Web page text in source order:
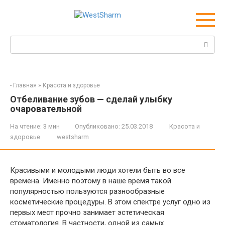
- Главная » Красота и здоровье
Отбеливание зубов — сделай улыбку
очаровательной
На чтение: 3 мин Опубликовано: 25.03.2018
Красота и
здоровье
westsharm
Красивыми и молодыми люди хотели быть во все
времена. Именно поэтому в наше время такой
популярностью пользуются разнообразные
косметические процедуры. В этом спектре услуг одно из
первых мест прочно занимает эстетическая
стоматология. В частности, одной из самых